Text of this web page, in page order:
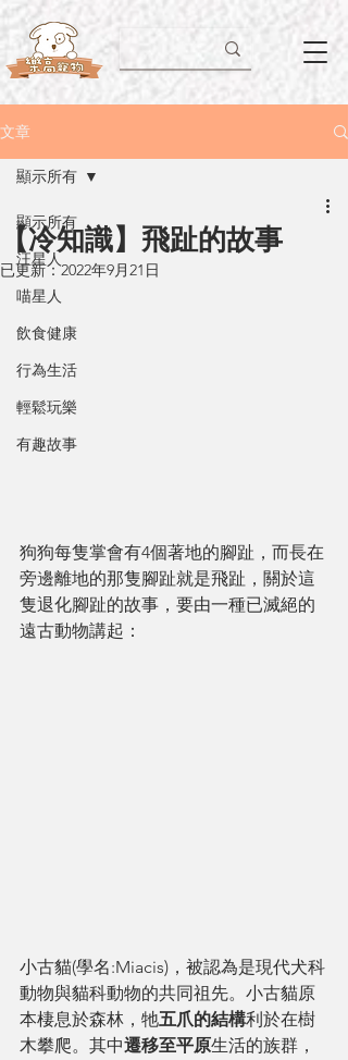
文章
顯示所有
汪星人
喵星人
飲食健康
行為生活
輕鬆玩樂
有趣故事
顯示所有
【冷知識】飛趾的故事
已更新：2022年9月21日
狗狗每隻掌會有4個著地的腳趾，而長在
旁邊離地的那隻腳趾就是飛趾，關於這
隻退化腳趾的故事，要由一種已滅絕的
遠古動物講起：
小古貓(學名:Miacis)，被認為是現代犬科
動物與貓科動物的共同祖先。小古貓原
本棲息於森林，牠五爪的結構利於在樹
木攀爬。其中遷移至平原生活的族群，